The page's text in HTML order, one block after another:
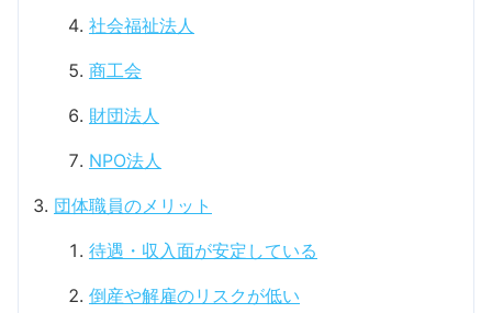
社会福祉法人
商工会
財団法人
NPO法人
団体職員のメリット
待遇・収入面が安定している
倒産や解雇のリスクが低い